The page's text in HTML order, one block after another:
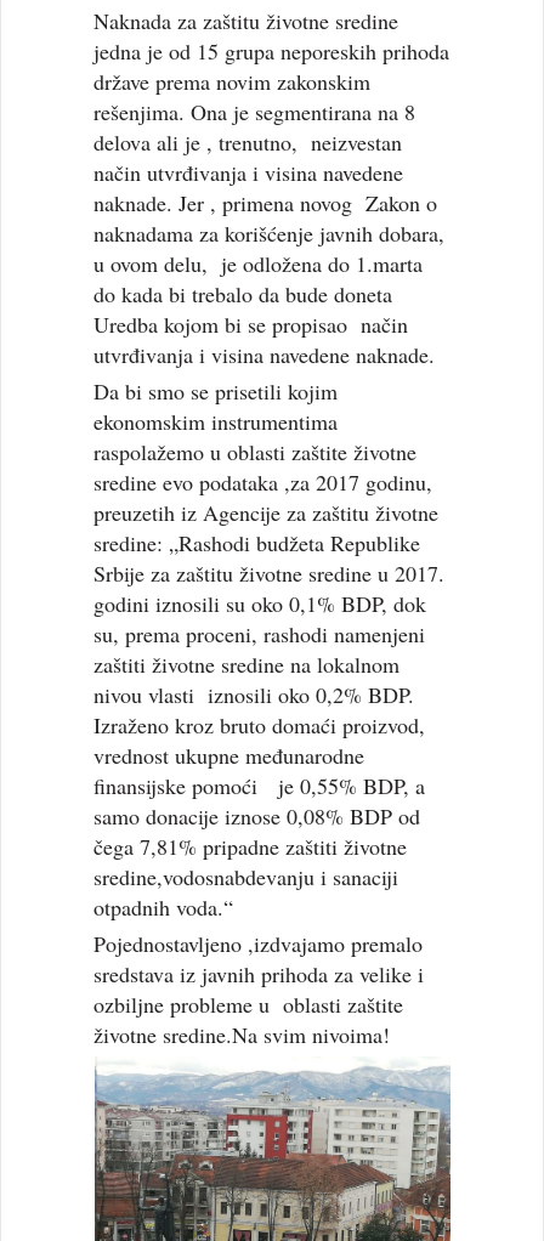
Naknada za zaštitu životne sredine
jedna je od 15 grupa neporeskih prihoda
države prema novim zakonskim
rešenjima. Ona je segmentirana na 8
delova ali je , trenutno, neizvestan
način utvrđivanja i visina navedene
naknade. Jer , primena novog Zakon o
naknadama za korišćenje javnih dobara,
u ovom delu, je odložena do 1.marta
do kada bi trebalo da bude doneta
Uredba kojom bi se propisao način
utvrđivanja i visina navedene naknade.
Da bi smo se prisetili kojim
ekonomskim instrumentima
raspolažemo u oblasti zaštite životne
sredine evo podataka ,za 2017 godinu,
preuzetih iz Agencije za zaštitu životne
sredine: „Rashodi budžeta Republike
Srbije za zaštitu životne sredine u 2017.
godini iznosili su oko 0,1% BDP, dok
su, prema proceni, rashodi namenjeni
zaštiti životne sredine na lokalnom
nivou vlasti iznosili oko 0,2% BDP.
Izraženo kroz bruto domaći proizvod,
vrednost ukupne međunarodne
finansijske pomoći je 0,55% BDP, a
samo donacije iznose 0,08% BDP od
čega 7,81% pripadne zaštiti životne
sredine,vodosnabdevanju i sanaciji
otpadnih voda.“
Pojednostavljeno ,izdvajamo premalo
sredstava iz javnih prihoda za velike i
ozbiljne probleme u oblasti zaštite
životne sredine.Na svim nivoima!